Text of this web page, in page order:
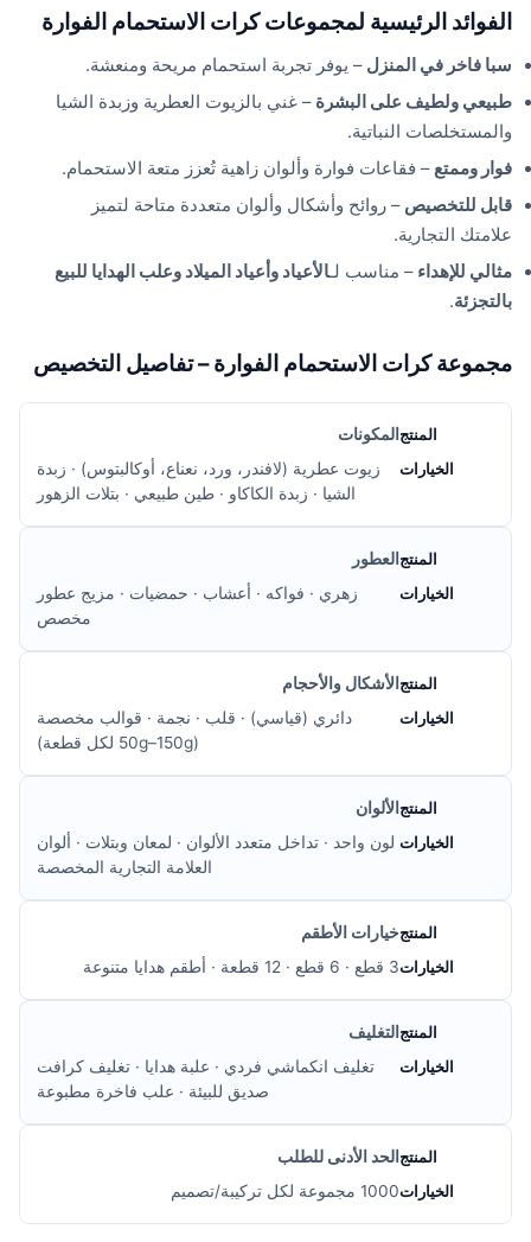
الفوائد الرئيسية لمجموعات كرات الاستحمام الفوارة
سبا فاخر في المنزل – يوفر تجربة استحمام مريحة ومنعشة.
طبيعي ولطيف على البشرة – غني بالزيوت العطرية وزبدة الشيا
والمستخلصات النباتية.
فوار وممتع – فقاعات فوارة وألوان زاهية تُعزز متعة الاستحمام.
قابل للتخصيص – روائح وأشكال وألوان متعددة متاحة لتميز
علامتك التجارية.
مثالي للإهداء – مناسب لـالأعياد وأعياد الميلاد وعلب الهدايا للبيع
بالتجزئة.
مجموعة كرات الاستحمام الفوارة – تفاصيل التخصيص
المكونات
زيوت عطرية (لافندر، ورد، نعناع، أوكالبتوس) · زبدة
الشيا · زبدة الكاكاو · طين طبيعي · بتلات الزهور
العطور
زهري · فواكه · أعشاب · حمضيات · مزيج عطور
مخصص
الأشكال والأحجام
دائري (قياسي) · قلب · نجمة · قوالب مخصصة
(50g–150g لكل قطعة)
الألوان
لون واحد · تداخل متعدد الألوان · لمعان وبتلات · ألوان
العلامة التجارية المخصصة
خيارات الأطقم
3 قطع · 6 قطع · 12 قطعة · أطقم هدايا متنوعة
التغليف
تغليف انكماشي فردي · علبة هدايا · تغليف كرافت
صديق للبيئة · علب فاخرة مطبوعة
الحد الأدنى للطلب
1000 مجموعة لكل تركيبة/تصميم